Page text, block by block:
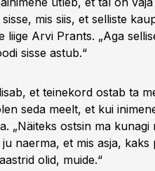
mis siis, et selliste
liige Arvi Prants. „Aga
sisse astub.“
et teinekord ostab ta
seda meelt, et kui
„Näiteks ostsin ma
naerma, et mis asja,
olid, muide.“